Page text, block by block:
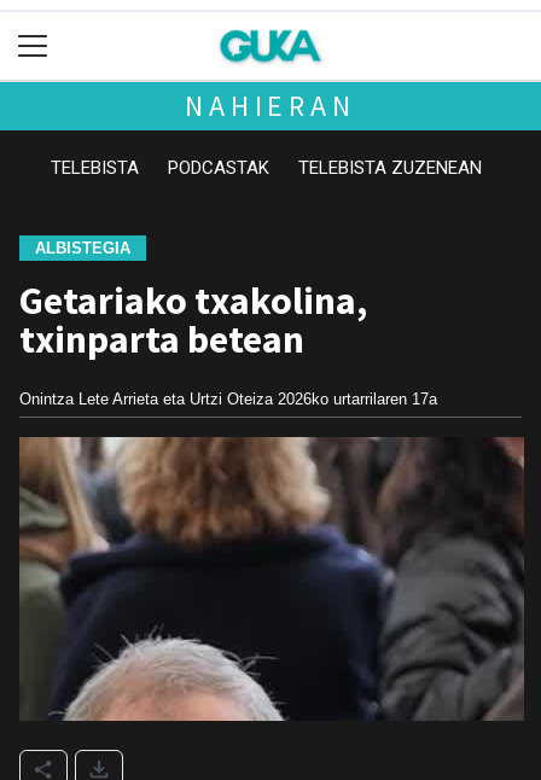
NAHIERAN
TELEBISTA PODCASTAK TELEBISTA ZUZENEAN
ALBISTEGIA
Getariako txakolina,
txinparta betean
Onintza Lete Arrieta eta Urtzi Oteiza 2026ko urtarrilaren 17a